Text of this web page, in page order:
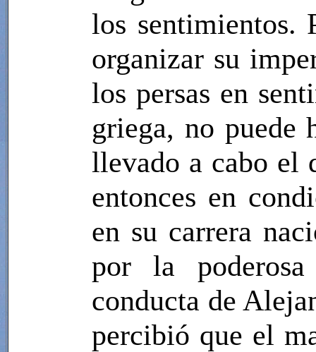
los sentimientos.
organizar su
los persas en
griega, no puede
llevado a cabo el
entonces en
en su carrera
por la
conducta de
percibió que el